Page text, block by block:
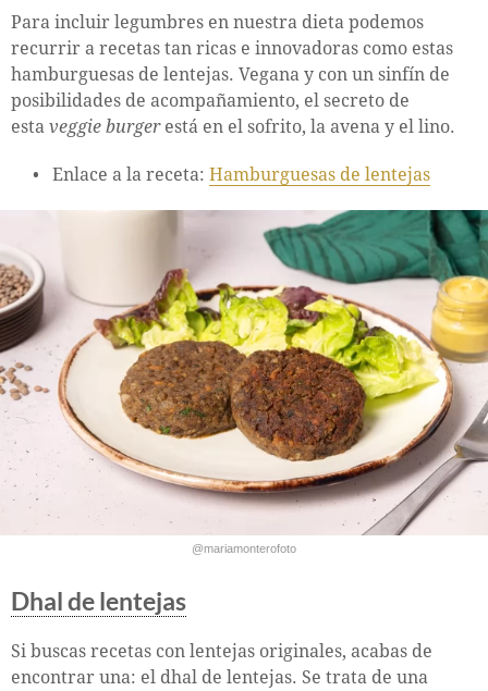
Para incluir legumbres en nuestra dieta podemos
recurrir a recetas tan ricas e innovadoras como estas
hamburguesas de lentejas. Vegana y con un sinfín de
posibilidades de acompañamiento, el secreto de
esta veggie burger está en el sofrito, la avena y el lino.
Enlace a la receta: Hamburguesas de lentejas
@mariamonterofoto
Dhal de lentejas
Si buscas recetas con lentejas originales, acabas de
encontrar una: el dhal de lentejas. Se trata de una